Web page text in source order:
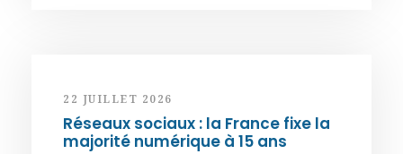
22 JUILLET 2026
Réseaux sociaux : la France fixe la
majorité numérique à 15 ans